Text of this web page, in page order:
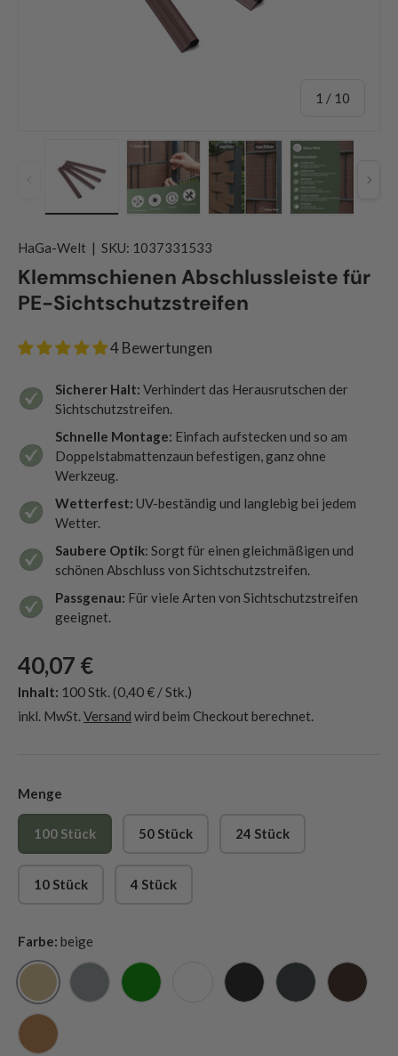
1 / von
10
Vorherige
HaGa-Welt | SKU: 1037331533
Klemmschienen Abschlussleiste für
PE-Sichtschutzstreifen
4 Bewertungen
Sicherer Halt: Verhindert das Herausrutschen der
Sichtschutzstreifen.
Schnelle Montage: Einfach aufstecken und so am
Doppelstabmattenzaun befestigen, ganz ohne
Werkzeug.
Wetterfest: UV-beständig und langlebig bei jedem
Wetter.
Saubere Optik: Sorgt für einen gleichmäßigen und
schönen Abschluss von Sichtschutzstreifen.
Passgenau: Für viele Arten von Sichtschutzstreifen
geeignet.
40,07 €
Inhalt: 100 Stk.(0,40 € / Stk.)
inkl. MwSt.Versand wird beim Checkout berechnet.
Menge
100 Stück 50 Stück 24 Stück
10 Stück 4 Stück
Farbe: beige
beige